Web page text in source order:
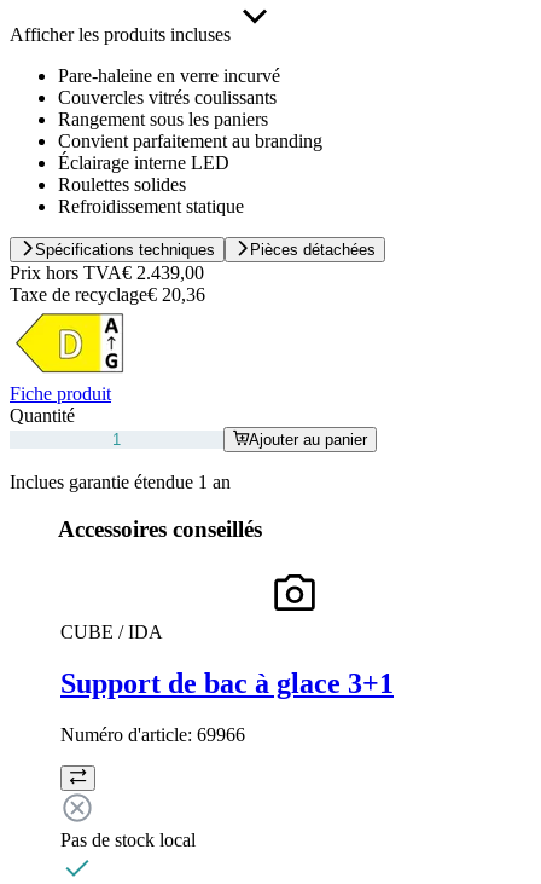
Afficher les produits incluses
Pare-haleine en verre incurvé
Couvercles vitrés coulissants
Rangement sous les paniers
Convient parfaitement au branding
Éclairage interne LED
Roulettes solides
Refroidissement statique
Spécifications techniques Pièces détachées
Prix hors TVA€ 2.439,00
Taxe de recyclage€ 20,36
Fiche produit
Quantité
Ajouter au panier
Inclues garantie étendue 1 an
Accessoires conseillés
CUBE / IDA
Support de bac à glace 3+1
Numéro d'article: 69966
Pas de stock local